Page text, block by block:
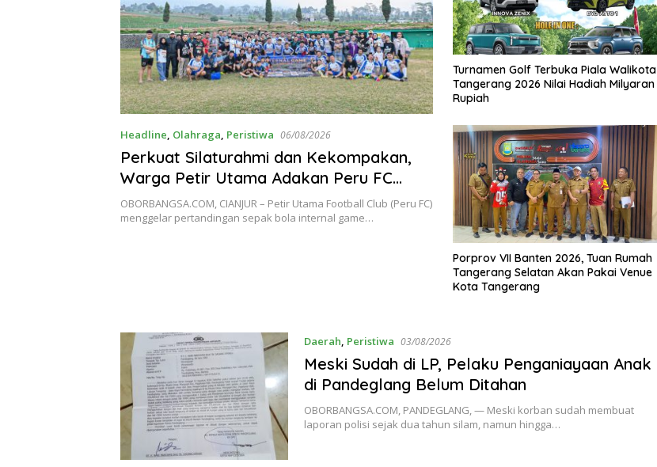
Headline Olahraga Peristiwa 06/08/2026
Perkuat Silaturahmi dan Kekompakan,
Warga Petir Utama Adakan Peru FC
Internal Game
OBORBANGSA.COM, CIANJUR – Petir Utama Football Club (Peru FC)
menggelar pertandingan sepak bola internal game…
Turnamen Golf Terbuka Piala Walikota
Tangerang 2026 Nilai Hadiah Milyaran
Rupiah
Porprov VII Banten 2026, Tuan Rumah
Tangerang Selatan Akan Pakai Venue
Kota Tangerang
Daerah Peristiwa 03/08/2026
Meski Sudah di LP, Pelaku Penganiayaan Anak
di Pandeglang Belum Ditahan
OBORBANGSA.COM, PANDEGLANG, — Meski korban sudah membuat
laporan polisi sejak dua tahun silam, namun hingga…